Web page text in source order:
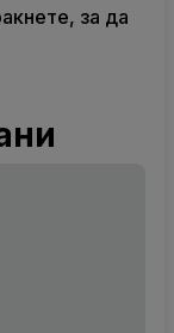
за да